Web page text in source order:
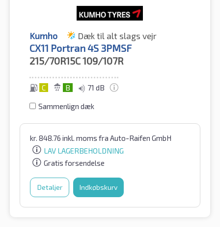
Kumho Dæk til alt slags vejr
CX11 Portran 4S 3PMSF
215/70R15C109/107R
C B 71 dB
Sammenlign dæk
kr. 848.76 inkl. moms fra Auto-Raifen GmbH
LAV LAGERBEHOLDNING
Gratis forsendelse
Detaljer Indkøbskurv